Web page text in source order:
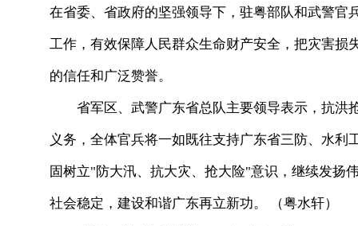
在省委、省政府的坚强领导下，驻粤部队和武警
工作，有效保障人民群众生命财产安全，把灾害
的信任和广泛赞誉。
省军区、武警广东省总队主要领导表示，抗洪
义务，全体官兵将一如既往支持广东省三防、水
固树立"防大汛、抗大灾、抢大险"意识，继续发扬
社会稳定，建设和谐广东再立新功。 （粤水轩）